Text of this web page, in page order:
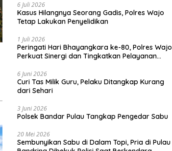
6 Juli 2026
Kasus Hilangnya Seorang Gadis, Polres Wajo
Tetap Lakukan Penyelidikan
1 Juli 2026
Peringati Hari Bhayangkara ke-80, Polres Wajo
Perkuat Sinergi dan Tingkatkan Pelayanan
6 Juni 2026
Curi Tas Milik Guru, Pelaku Ditangkap Kurang
dari Sehari
3 Juni 2026
Polsek Bandar Pulau Tangkap Pengedar Sabu
20 Mei 2026
Sembunyikan Sabu di Dalam Topi, Pria di Pulau